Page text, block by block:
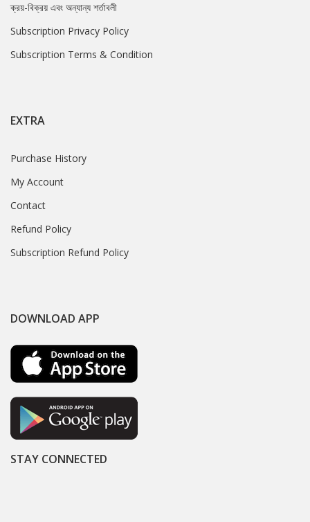
ক্রয়-বিক্রয় এবং অন্যান্য শর্তাবলী
Subscription Privacy Policy
Subscription Terms & Condition
EXTRA
Purchase History
My Account
Contact
Refund Policy
Subscription Refund Policy
DOWNLOAD APP
STAY CONNECTED